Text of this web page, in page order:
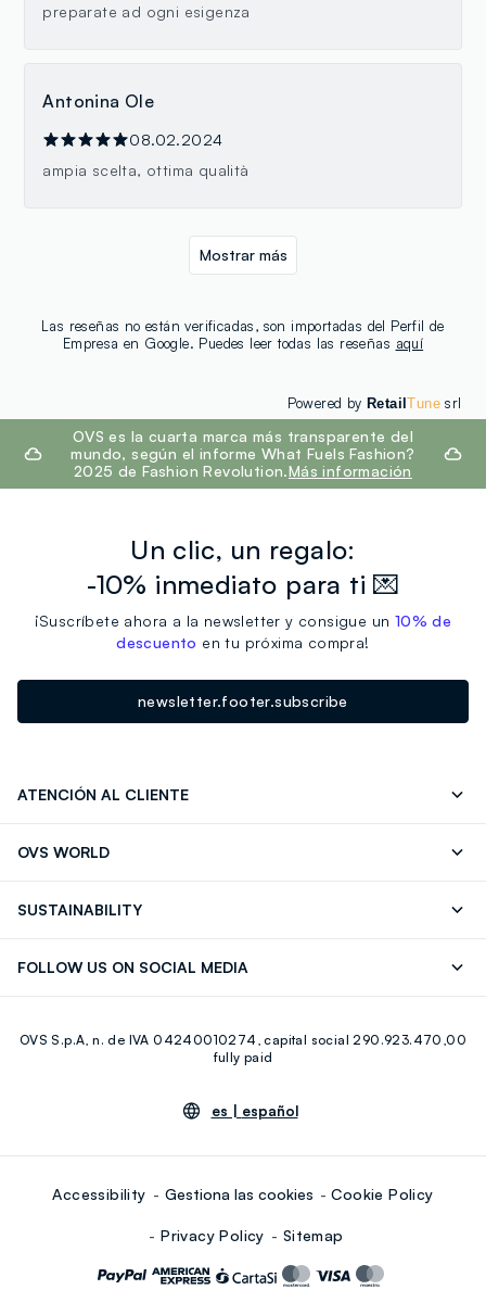
preparate ad ogni esigenza
Antonina Ole
08.02.2024
ampia scelta, ottima qualità
Las reseñas no están verificadas, son importadas del Perfil de
Empresa en Google. Puedes leer todas las reseñas aquí
Mostrar más
Powered by RetailTunesrl
footer.ariatitleOVS es la cuarta marca más transparente del
mundo, según el informe What Fuels Fashion?
2025 de Fashion Revolution.Más información
Un clic, un regalo:
-10% inmediato para ti 💌
¡Suscríbete ahora a la newsletter y consigue un 10% de
descuento en tu próxima compra!
newsletter.footer.subscribe
ATENCIÓN AL CLIENTE
OVS WORLD
SUSTAINABILITY
FOLLOW US ON SOCIAL MEDIA
Youtube Linkedin
OVS S.p.A, n. de IVA 04240010274, capital social 290.923.470,00
fully paid
es | español
Accessibility Gestiona las cookies Cookie Policy
Privacy Policy Sitemap